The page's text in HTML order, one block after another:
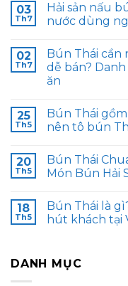
03
Th7
Hải sản nấu
nước dùng
02
Th7
Bún Thái
dễ bán?
ăn
25
Th5
Bún Thái
nên tô bún
20
Th5
Bún Thái
Món Bún Hải
18
Th5
Bún Thái là
hút khách tại
DANH MỤC